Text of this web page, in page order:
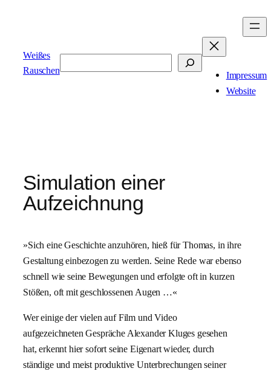
Weißes
Rauschen
Impressum
Website
Simulation einer
Aufzeichnung
»Sich eine Geschichte anzuhören, hieß für Thomas, in ihre
Gestaltung einbezogen zu werden. Seine Rede war ebenso
schnell wie seine Bewegungen und erfolgte oft in kurzen
Stößen, oft mit geschlossenen Augen …«
Wer einige der vielen auf Film und Video
aufgezeichneten Gespräche Alexander Kluges gesehen
hat, erkennt hier sofort seine Eigenart wieder, durch
ständige und meist produktive Unterbrechungen seiner